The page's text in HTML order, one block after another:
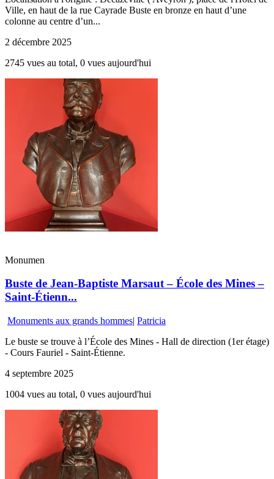
Ville, en haut de la rue Cayrade Buste en bronze en haut d’une
colonne au centre d’un...
2 décembre 2025
2745 vues au total, 0 vues aujourd'hui
Monumen
Buste de Jean-Baptiste Marsaut – École des Mines –
Saint-Étienn...
Monuments aux grands hommes| Patricia
Le buste se trouve à l’École des Mines - Hall de direction (1er étage)
- Cours Fauriel - Saint-Étienne.
4 septembre 2025
1004 vues au total, 0 vues aujourd'hui